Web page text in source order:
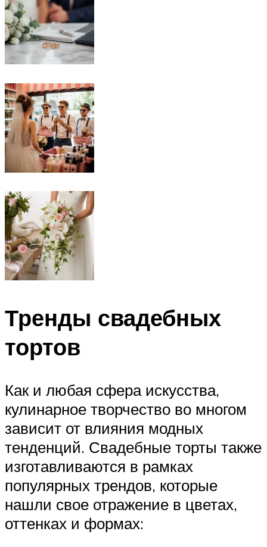
Тренды свадебных
тортов
Как и любая сфера искусства,
кулинарное творчество во многом
зависит от влияния модных
тенденций. Свадебные торты также
изготавливаются в рамках
популярных трендов, которые
нашли свое отражение в цветах,
оттенках и формах: